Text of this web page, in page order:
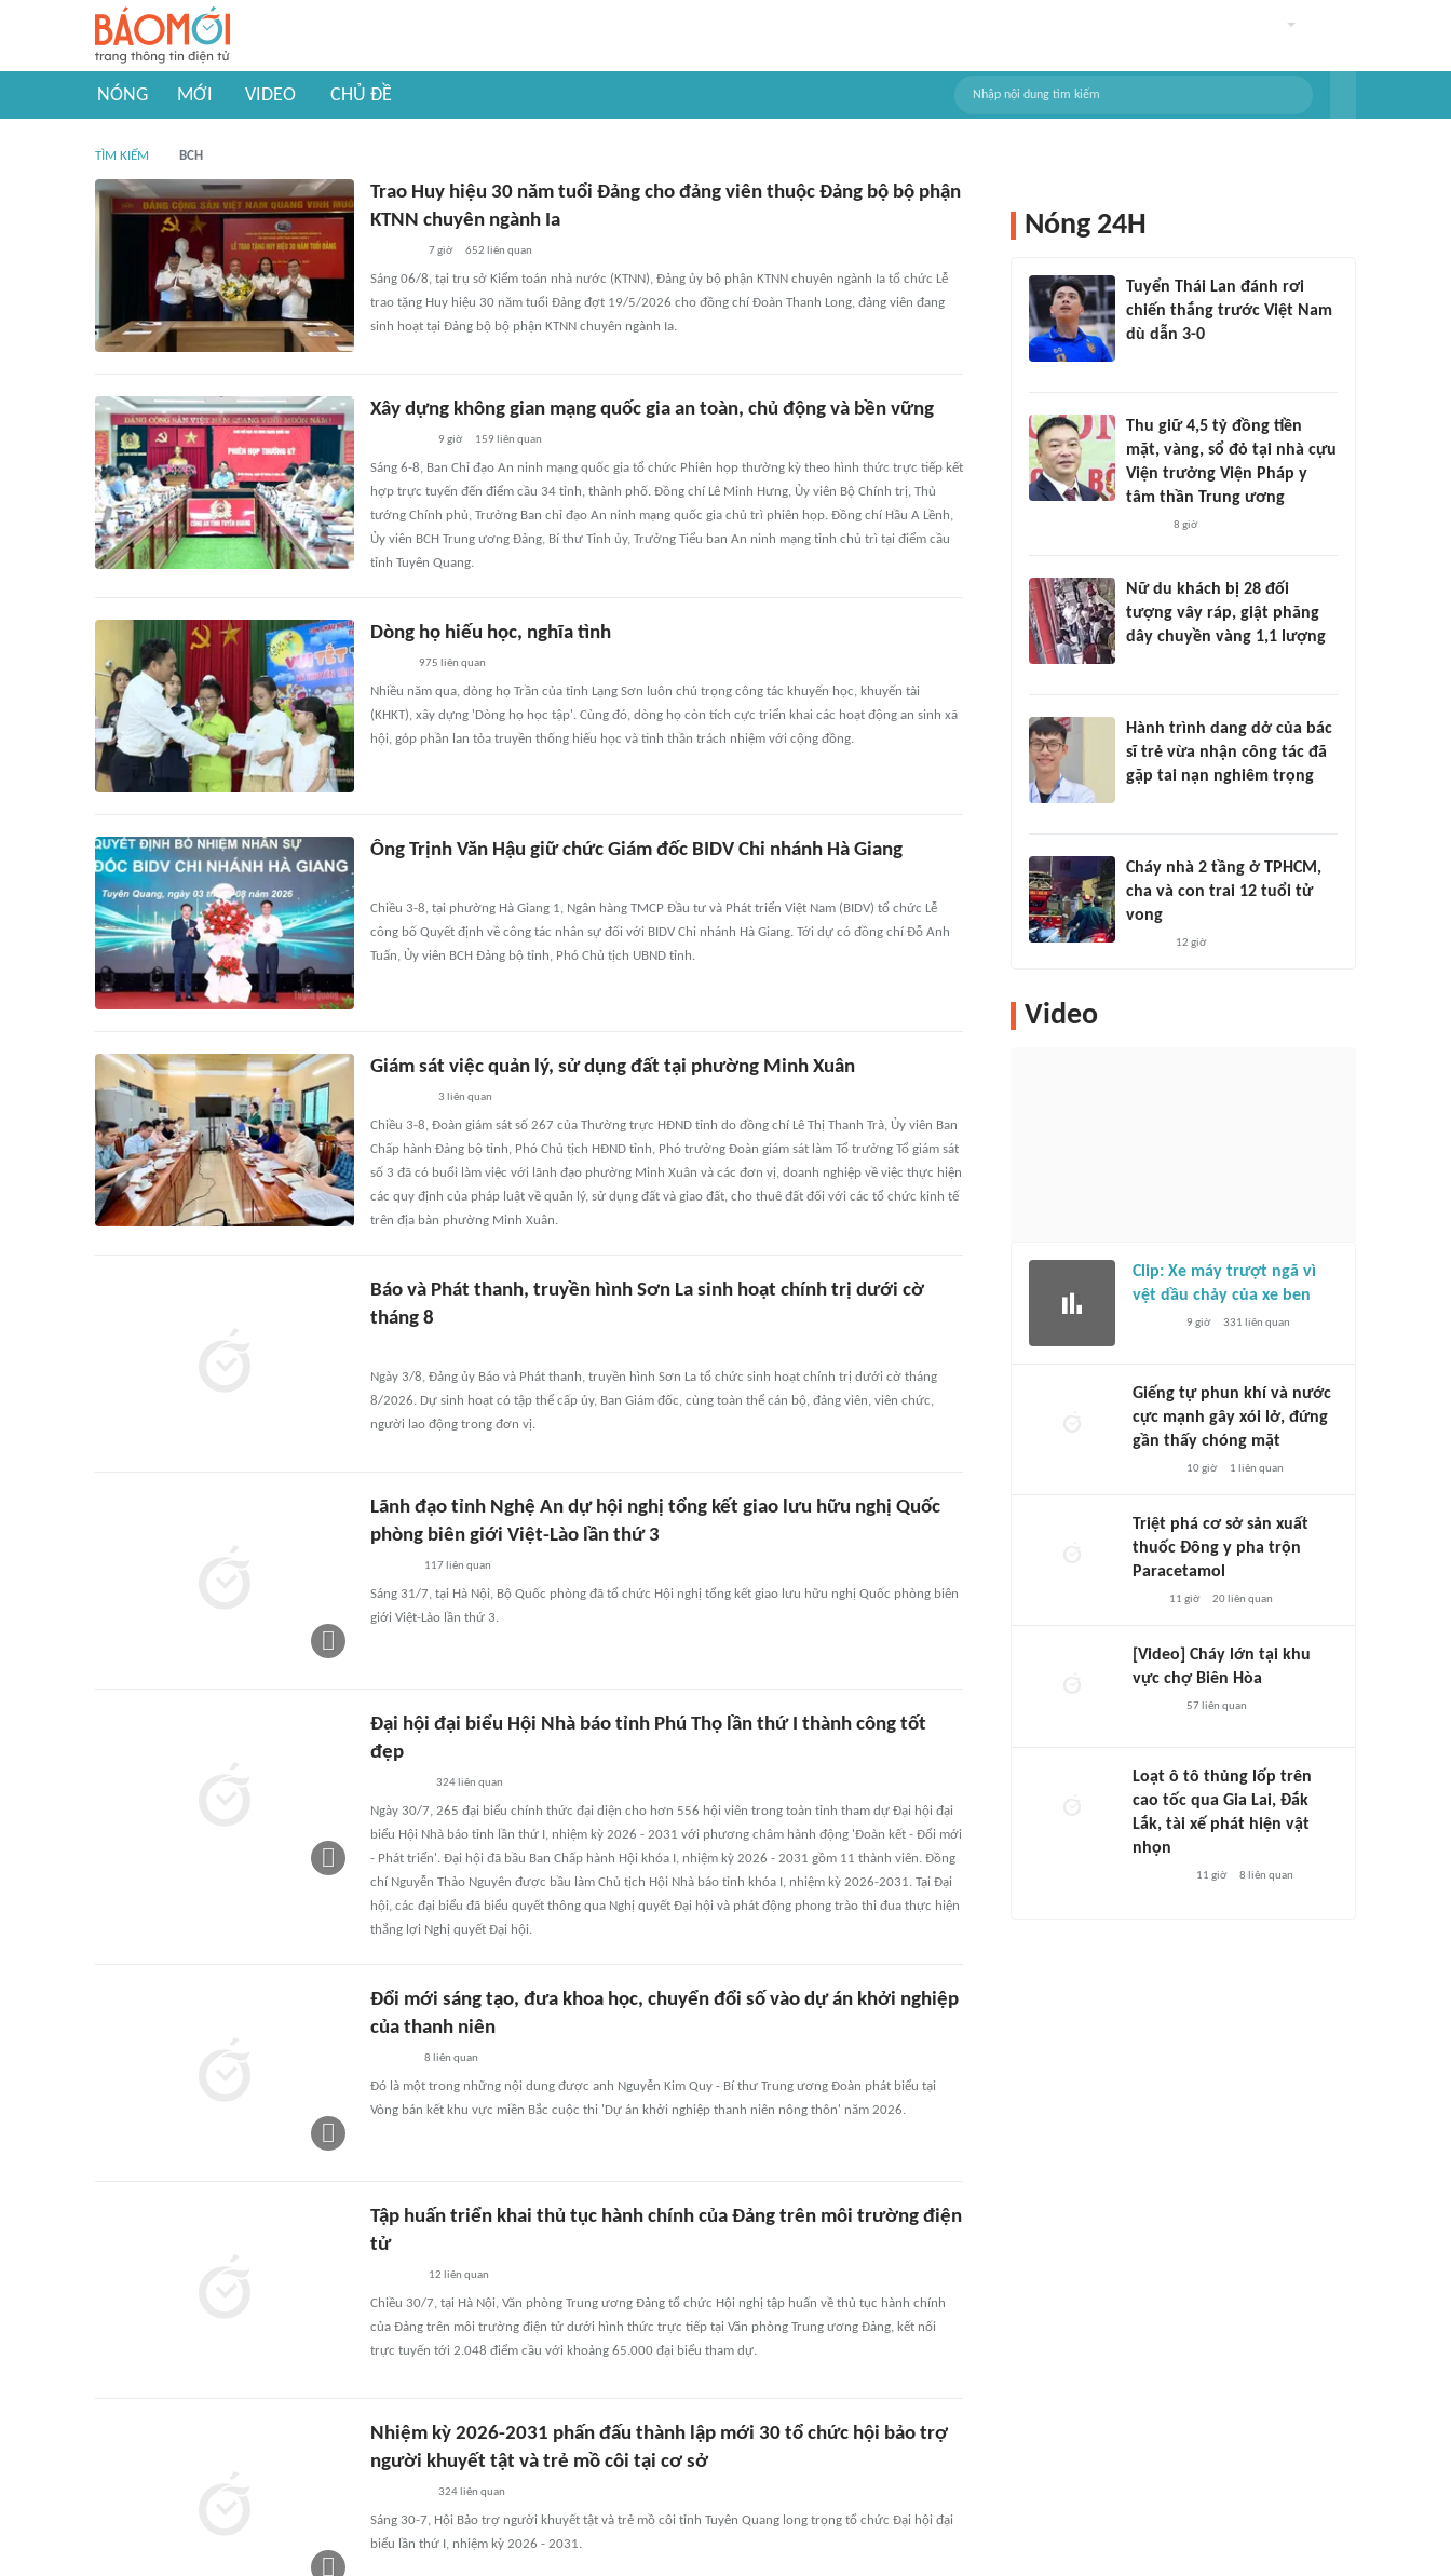
NÓNG MỚI VIDEO CHỦ ĐỀ
TÌM KIẾM BCH
Trao Huy hiệu 30 năm tuổi Đảng cho đảng viên thuộc Đảng bộ bộ phận
KTNN chuyên ngành Ia
7 giờ 652 liên quan
Sáng 06/8, tại trụ sở Kiểm toán nhà nước (KTNN), Đảng ủy bộ phận KTNN chuyên ngành Ia tổ chức Lễ
trao tặng Huy hiệu 30 năm tuổi Đảng đợt 19/5/2026 cho đồng chí Đoàn Thanh Long, đảng viên đang
sinh hoạt tại Đảng bộ bộ phận KTNN chuyên ngành Ia.
Xây dựng không gian mạng quốc gia an toàn, chủ động và bền vững
9 giờ 159 liên quan
Sáng 6-8, Ban Chỉ đạo An ninh mạng quốc gia tổ chức Phiên họp thường kỳ theo hình thức trực tiếp kết
hợp trực tuyến đến điểm cầu 34 tỉnh, thành phố. Đồng chí Lê Minh Hưng, Ủy viên Bộ Chính trị, Thủ
tướng Chính phủ, Trưởng Ban chỉ đạo An ninh mạng quốc gia chủ trì phiên họp. Đồng chí Hầu A Lềnh,
Ủy viên BCH Trung ương Đảng, Bí thư Tỉnh ủy, Trưởng Tiểu ban An ninh mạng tỉnh chủ trì tại điểm cầu
tỉnh Tuyên Quang.
Dòng họ hiếu học, nghĩa tình
975 liên quan
Nhiều năm qua, dòng họ Trần của tỉnh Lạng Sơn luôn chú trọng công tác khuyến học, khuyến tài
(KHKT), xây dựng 'Dòng họ học tập'. Cùng đó, dòng họ còn tích cực triển khai các hoạt động an sinh xã
hội, góp phần lan tỏa truyền thống hiếu học và tinh thần trách nhiệm với cộng đồng.
Ông Trịnh Văn Hậu giữ chức Giám đốc BIDV Chi nhánh Hà Giang
Chiều 3-8, tại phường Hà Giang 1, Ngân hàng TMCP Đầu tư và Phát triển Việt Nam (BIDV) tổ chức Lễ
công bố Quyết định về công tác nhân sự đối với BIDV Chi nhánh Hà Giang. Tới dự có đồng chí Đỗ Anh
Tuấn, Ủy viên BCH Đảng bộ tỉnh, Phó Chủ tịch UBND tỉnh.
Giám sát việc quản lý, sử dụng đất tại phường Minh Xuân
3 liên quan
Chiều 3-8, Đoàn giám sát số 267 của Thường trực HĐND tỉnh do đồng chí Lê Thị Thanh Trà, Ủy viên Ban
Chấp hành Đảng bộ tỉnh, Phó Chủ tịch HĐND tỉnh, Phó trưởng Đoàn giám sát làm Tổ trưởng Tổ giám sát
số 3 đã có buổi làm việc với lãnh đạo phường Minh Xuân và các đơn vị, doanh nghiệp về việc thực hiện
các quy định của pháp luật về quản lý, sử dụng đất và giao đất, cho thuê đất đối với các tổ chức kinh tế
trên địa bàn phường Minh Xuân.
Báo và Phát thanh, truyền hình Sơn La sinh hoạt chính trị dưới cờ
tháng 8
Ngày 3/8, Đảng ủy Báo và Phát thanh, truyền hình Sơn La tổ chức sinh hoạt chính trị dưới cờ tháng
8/2026. Dự sinh hoạt có tập thể cấp ủy, Ban Giám đốc, cùng toàn thể cán bộ, đảng viên, viên chức,
người lao động trong đơn vị.
Lãnh đạo tỉnh Nghệ An dự hội nghị tổng kết giao lưu hữu nghị Quốc
phòng biên giới Việt-Lào lần thứ 3
117liên quan
Sáng 31/7, tại Hà Nội, Bộ Quốc phòng đã tổ chức Hội nghị tổng kết giao lưu hữu nghị Quốc phòng biên
giới Việt-Lào lần thứ 3.
Đại hội đại biểu Hội Nhà báo tỉnh Phú Thọ lần thứ I thành công tốt
đẹp
324 liên quan
Ngày 30/7, 265 đại biểu chính thức đại diện cho hơn 556 hội viên trong toàn tỉnh tham dự Đại hội đại
biểu Hội Nhà báo tỉnh lần thứ I, nhiệm kỳ 2026 - 2031 với phương châm hành động 'Đoàn kết - Đổi mới
- Phát triển'. Đại hội đã bầu Ban Chấp hành Hội khóa I, nhiệm kỳ 2026 - 2031 gồm 11 thành viên. Đồng
chí Nguyễn Thảo Nguyên được bầu làm Chủ tịch Hội Nhà báo tỉnh khóa I, nhiệm kỳ 2026-2031. Tại Đại
hội, các đại biểu đã biểu quyết thông qua Nghị quyết Đại hội và phát động phong trào thi đua thực hiện
thắng lợi Nghị quyết Đại hội.
Đổi mới sáng tạo, đưa khoa học, chuyển đổi số vào dự án khởi nghiệp
của thanh niên
8 liên quan
Đó là một trong những nội dung được anh Nguyễn Kim Quy - Bí thư Trung ương Đoàn phát biểu tại
Vòng bán kết khu vực miền Bắc cuộc thi 'Dự án khởi nghiệp thanh niên nông thôn' năm 2026.
Tập huấn triển khai thủ tục hành chính của Đảng trên môi trường điện
tử
12 liên quan
Chiều 30/7, tại Hà Nội, Văn phòng Trung ương Đảng tổ chức Hội nghị tập huấn về thủ tục hành chính
của Đảng trên môi trường điện tử dưới hình thức trực tiếp tại Văn phòng Trung ương Đảng, kết nối
trực tuyến tới 2.048 điểm cầu với khoảng 65.000 đại biểu tham dự.
Nhiệm kỳ 2026-2031 phấn đấu thành lập mới 30 tổ chức hội bảo trợ
người khuyết tật và trẻ mồ côi tại cơ sở
324liên quan
Sáng 30-7, Hội Bảo trợ người khuyết tật và trẻ mồ côi tỉnh Tuyên Quang long trọng tổ chức Đại hội đại
biểu lần thứ I, nhiệm kỳ 2026 - 2031.
Nóng 24H
Tuyển Thái Lan đánh rơi
chiến thắng trước Việt Nam
dù dẫn 3-0
Thu giữ 4,5 tỷ đồng tiền
mặt, vàng, sổ đỏ tại nhà cựu
Viện trưởng Viện Pháp y
tâm thần Trung ương
8 giờ
Nữ du khách bị 28 đối
tượng vây ráp, giật phăng
dây chuyền vàng 1,1 lượng
Hành trình dang dở của bác
sĩ trẻ vừa nhận công tác đã
gặp tai nạn nghiêm trọng
Cháy nhà 2 tầng ở TPHCM,
cha và con trai 12 tuổi tử
vong
12 giờ
Video
Clip: Xe máy trượt ngã vì
vệt dầu chảy của xe ben
9 giờ 331 liên quan
Giếng tự phun khí và nước
cực mạnh gây xói lở, đứng
gần thấy chóng mặt
10 giờ 1 liên quan
Triệt phá cơ sở sản xuất
thuốc Đông y pha trộn
Paracetamol
11 giờ 20liên quan
[Video] Cháy lớn tại khu
vực chợ Biên Hòa
57liên quan
Loạt ô tô thủng lốp trên
cao tốc qua Gia Lai, Đắk
Lắk, tài xế phát hiện vật
nhọn
11 giờ 8 liên quan